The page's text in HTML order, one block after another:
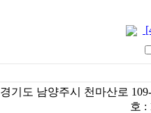
경기도 남양주시 천마산로
호 :